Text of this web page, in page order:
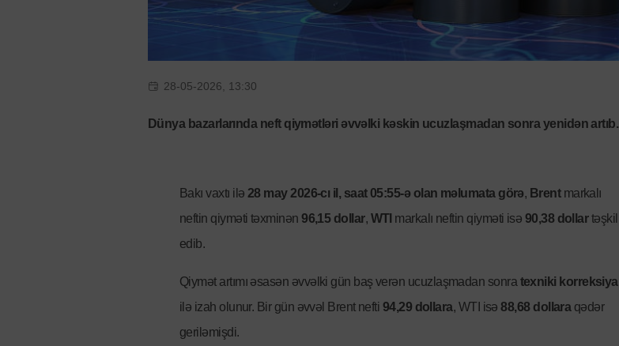
28-05-2026, 13:30
Dünya bazarlarında neft qiymətləri əvvəlki kəskin ucuzlaşmadan sonra yenidən artıb.
Bakı vaxtı ilə 28 may 2026-cı il, saat 05:55-ə olan məlumata görə, Brentmarkalı
neftin qiyməti təxminən 96,15 dollar, WTI markalı neftin qiyməti isə 90,38 dollartəşkil
edib.
Qiymət artımı əsasən əvvəlki gün baş verən ucuzlaşmadan sonra texniki korreksiya
ilə izah olunur. Bir gün əvvəl Brent nefti 94,29 dollara, WTI isə88,68 dollaraqədər
geriləmişdi.